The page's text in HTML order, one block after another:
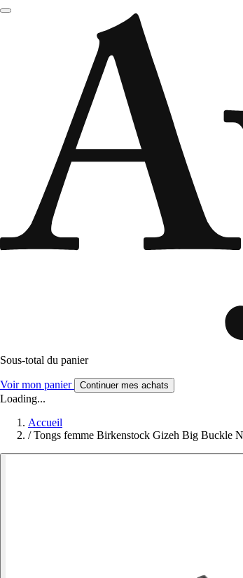
Sous-total du panier
Voir mon panier Continuer mes achats
Loading...
Accueil
/ Tongs femme Birkenstock Gizeh Big Buckle